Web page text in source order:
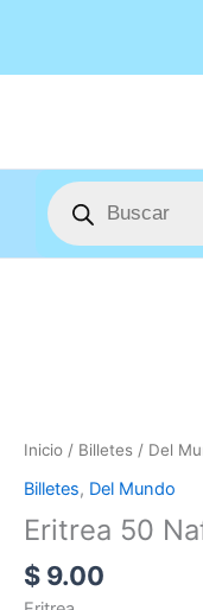
contenido
Búsqueda
de
productos
Inicio / Billetes / Del
Billetes, Del Mundo
Eritrea 50
$ 9.00
cantidad